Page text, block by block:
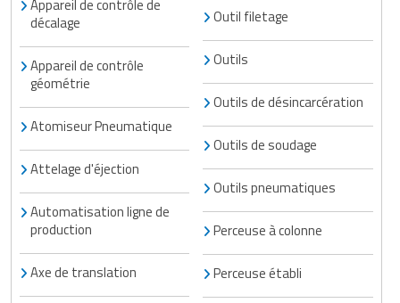
Matériel de musculation
Vêtement sportif
Rôtisserie professionnelle
Sautause professionnelle
Table de cuisson professionnelle
Tables de préparation réfrigérées
Ustensile de cuisine
Vaisselle restaurant
Vitrines réfrigérées
Appareil de contrôle de
décalage
Appareil de contrôle
géométrie
Atomiseur Pneumatique
Attelage d'éjection
Automatisation ligne de
production
Axe de translation
Outil filetage
Outils
Outils de désincarcération
Outils de soudage
Outils pneumatiques
Perceuse à colonne
Perceuse établi